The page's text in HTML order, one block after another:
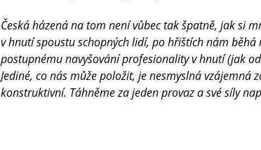
Česká házená na tom není vůbec tak špatně, jak si
v hnutí spoustu schopných lidí, po hřištích nám
postupnému navyšování profesionality v hnutí (jak
Jediné, co nás může položit, je nesmyslná
konstruktivní. Táhněme za jeden provaz a své síly